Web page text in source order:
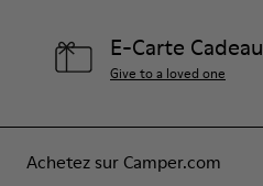
Achetez sur Camper.com
E-Carte Cadeau
Give to a loved one